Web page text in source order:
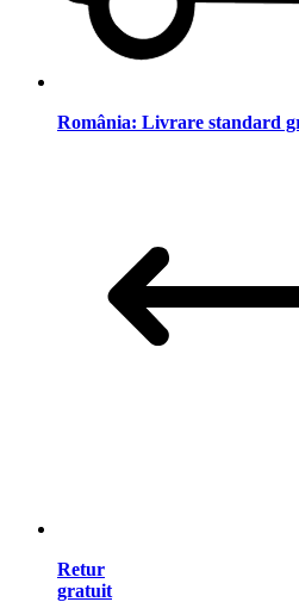
România: Livrare standard
Retur
gratuit